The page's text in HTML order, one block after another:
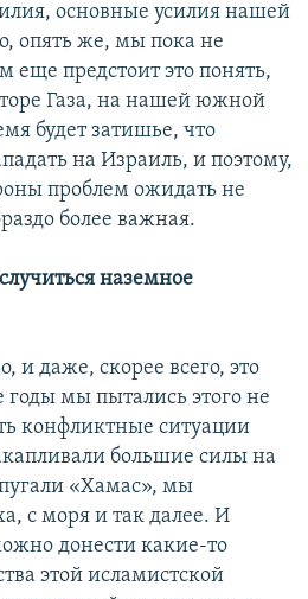
основные усилия нашей
опять же, мы пока не
предстоит это понять,
Газа, на нашей южной
будет затишье, что
на Израиль, и поэтому,
проблем ожидать не
более важная.
наземное
и даже, скорее всего, это
годы мы пытались этого не
конфликтные ситуации
большие силы на
«Хамас», мы
с моря и так далее. И
донести какие-то
этой исламистской